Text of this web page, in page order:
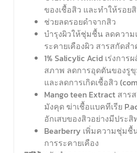
ของเชื้อสิว และทำให้รอย
ช่วยลดรอยดำจากสิว
บำรุงผิวให้ชุ่มชื้น ลดความ
ระคายเคืองผิว สารสกัดส
1% Salicylic Acid เร่งการ
สภาพ ลดการอุดตันของรู
และลดการเกิดเชื้อสิว
Mango teen Extract สาร
มังคุด ฆ่าเชื้อแบคทีเรีย
อักเสบของสิวอย่างมีประ
Bearberry เพิ่มความชุ่มชื้
การระคายเคือง